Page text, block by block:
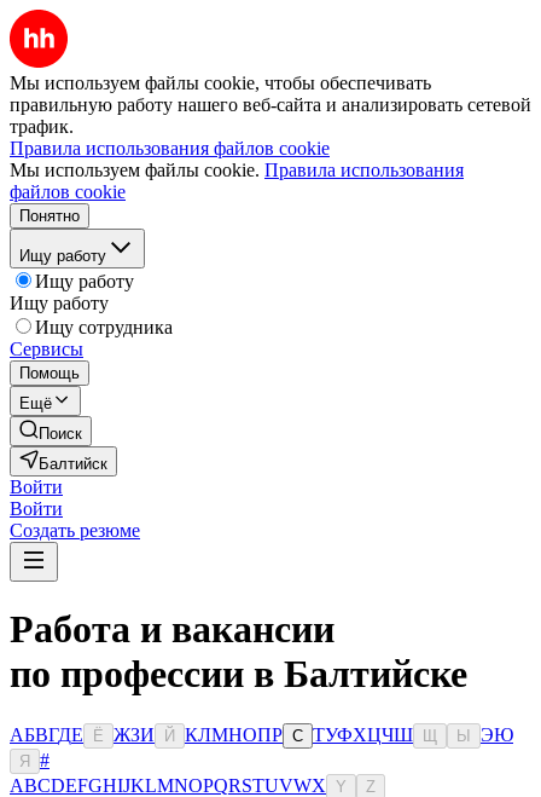
Мы используем файлы cookie, чтобы обеспечивать
правильную работу нашего веб-сайта и анализировать сетевой
трафик.
Правила использования файлов cookie
Мы используем файлы cookie. Правила использования
файлов cookie
Понятно
Ищу работу
Ищу работу
Ищу работу
Ищу сотрудника
Сервисы
Помощь
Ещё
Поиск
Балтийск
Войти
Войти
Создать резюме
Работа и вакансии
по профессии в Балтийске
АБВГДЕ Ё ЖЗИ Й КЛМНОПР С ТУФХЦЧШ Ы ЭЮ
Я
#
ABCDEFGHIJKLMNOPQRSTUVWX Y Z